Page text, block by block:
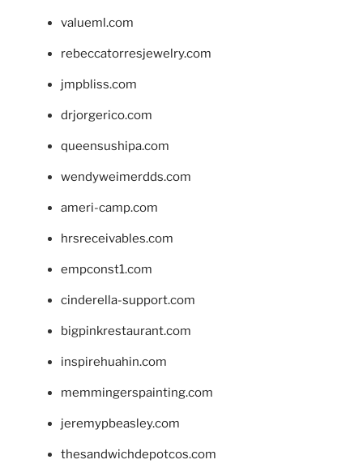
valueml.com
rebeccatorresjewelry.com
jmpbliss.com
drjorgerico.com
queensushipa.com
wendyweimerdds.com
ameri-camp.com
hrsreceivables.com
empconst1.com
cinderella-support.com
bigpinkrestaurant.com
inspirehuahin.com
memmingerspainting.com
jeremypbeasley.com
thesandwichdepotcos.com